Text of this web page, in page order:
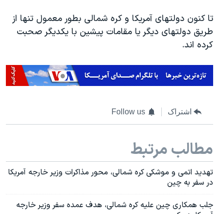
تا کنون دولتهای آمریکا و کره شمالی بطور معمول تنها از
طریق دولتهای دیگر یا مقامات پیشین با یکدیگر صحبت
کرده اند.
اشتراک Follow us
مطالب مرتبط
تهدید اتمی و موشکی کره شمالی، محور مذاکرات وزیر خارجه آمریکا
در سفر به چین
جلب همکاری چین علیه کره شمالی، هدف عمده سفر وزیر خارجه